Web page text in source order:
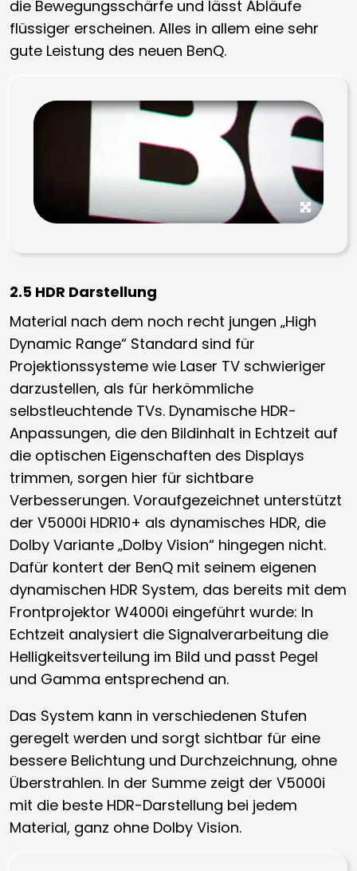
die Bewegungsschärfe und lässt Abläufe
flüssiger erscheinen. Alles in allem eine sehr
gute Leistung des neuen BenQ.
2.5 HDR Darstellung
Material nach dem noch recht jungen „High
Dynamic Range“ Standard sind für
Projektionssysteme wie Laser TV schwieriger
darzustellen, als für herkömmliche
selbstleuchtende TVs. Dynamische HDR-
Anpassungen, die den Bildinhalt in Echtzeit auf
die optischen Eigenschaften des Displays
trimmen, sorgen hier für sichtbare
Verbesserungen. Voraufgezeichnet unterstützt
der V5000i HDR10+ als dynamisches HDR, die
Dolby Variante „Dolby Vision“ hingegen nicht.
Dafür kontert der BenQ mit seinem eigenen
dynamischen HDR System, das bereits mit dem
Frontprojektor W4000i eingeführt wurde: In
Echtzeit analysiert die Signalverarbeitung die
Helligkeitsverteilung im Bild und passt Pegel
und Gamma entsprechend an.
Das System kann in verschiedenen Stufen
geregelt werden und sorgt sichtbar für eine
bessere Belichtung und Durchzeichnung, ohne
Überstrahlen. In der Summe zeigt der V5000i
mit die beste HDR-Darstellung bei jedem
Material, ganz ohne Dolby Vision.